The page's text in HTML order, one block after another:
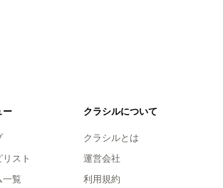
ー
リスト
一覧
クラシルについて
クラシルとは
運営会社
利用規約